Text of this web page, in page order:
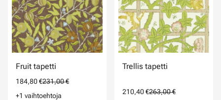
Fruit tapetti
184,80 €231,00 €
+1 vaihtoehtoja
Trellis tapetti
210,40 €263,00 €